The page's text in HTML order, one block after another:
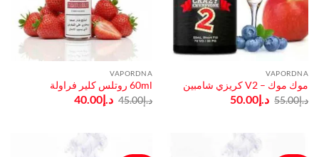
VAPORDNA
موك موك – V2 كريزي شامبين
د.إ55.00 السعر
الأصلي
د.إ50.00السعر
الحالي
VAPORDNA
60ml روتلس كلير فراولة
د.إ45.00 السعر
الأصلي
د.إ40.00السعر